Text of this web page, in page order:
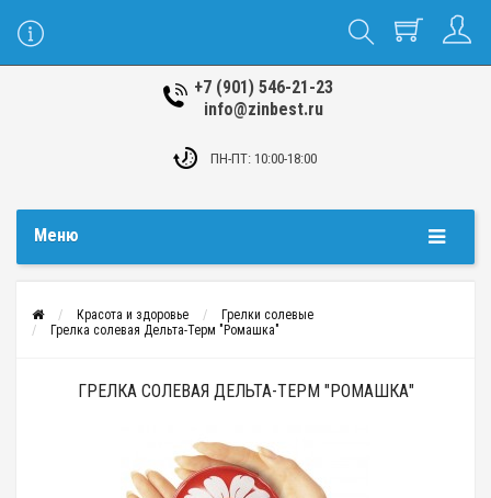
+7 (901) 546-21-23
info@zinbest.ru
ПН-ПТ: 10:00-18:00
Меню
Красота и здоровье
Грелки солевые
Грелка солевая Дельта-Терм "Ромашка"
ГРЕЛКА СОЛЕВАЯ ДЕЛЬТА-ТЕРМ "РОМАШКА"